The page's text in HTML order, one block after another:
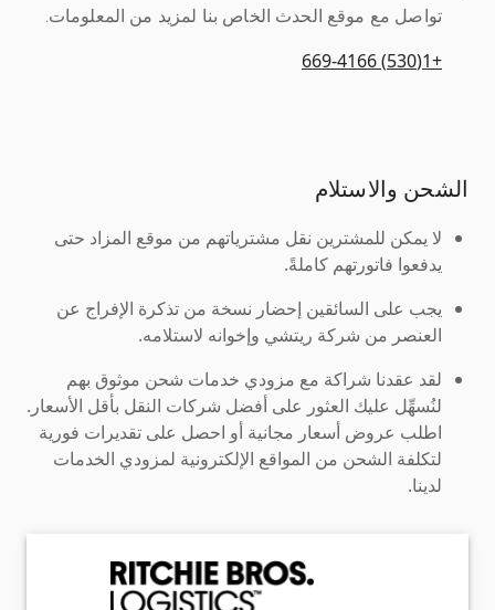
تواصل مع موقع الحدث الخاص بنا لمزيد من المعلومات.
+1(530) 669-4166
الشحن والاستلام
لا يمكن للمشترين نقل مشترياتهم من موقع المزاد حتى
يدفعوا فاتورتهم كاملةً.
يجب على السائقين إحضار نسخة من تذكرة الإفراج عن
العنصر من شركة ريتشي وإخوانه لاستلامه.
لقد عقدنا شراكة مع مزودي خدمات شحن موثوق بهم
لنُسهِّل عليك العثور على أفضل شركات النقل بأقل الأسعار.
اطلب عروض أسعار مجانية أو احصل على تقديرات فورية
لتكلفة الشحن من المواقع الإلكترونية لمزودي الخدمات
لدينا.